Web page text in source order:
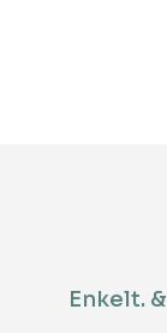
Enkelt.